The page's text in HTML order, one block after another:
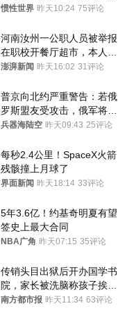
后嘱托已公开
惯性世界 昨天10:24 75评论
河南汝州一公职人员被举报
在职校开餐厅超市，本人回
应称“是给别人帮忙”
澎湃新闻 昨天16:02 31评论
普京向北约严重警告：若俄
罗斯盟友受攻击，俄军将动
用核武器保护
兵器海陆空 昨天09:43 25评论
每秒2.4公里！SpaceX火箭
残骸撞上月球了
界面新闻 昨天18:14 33评论
5年3.6亿！约基奇明夏有望
签史上最大合同
NBA广角 昨天07:15 35评论
传销头目出狱后开办国学书
院，家长被洗脑称孩子挨打
才有效果
南方都市报 昨天11:34 63评论